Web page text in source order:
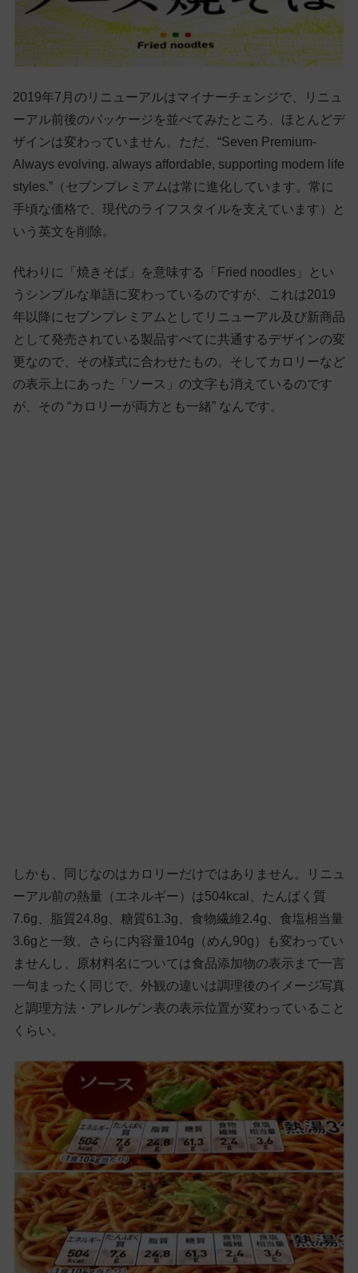
2019年7月のリニューアルはマイナーチェンジで、リニュ
ーアル前後のパッケージを並べてみたところ、ほとんどデ
ザインは変わっていません。ただ、“Seven Premium-
Always evolving. always affordable, supporting modern life
styles.”（セブンプレミアムは常に進化しています。常に
手頃な価格で、現代のライフスタイルを支えています）と
いう英文を削除。
代わりに「焼きそば」を意味する「Fried noodles」とい
うシンプルな単語に変わっているのですが、これは2019
年以降にセブンプレミアムとしてリニューアル及び新商品
として発売されている製品すべてに共通するデザインの変
更なので、その様式に合わせたもの。そしてカロリーなど
の表示上にあった「ソース」の文字も消えているのです
が、その “カロリーが両方とも一緒” なんです。
しかも、同じなのはカロリーだけではありません。リニュ
ーアル前の熱量（エネルギー）は504kcal、たんぱく質
7.6g、脂質24.8g、糖質61.3g、食物繊維2.4g、食塩相当量
3.6gと一致。さらに内容量104g（めん90g）も変わってい
ませんし、原材料名については食品添加物の表示まで一言
一句まったく同じで、外観の違いは調理後のイメージ写真
と調理方法・アレルゲン表の表示位置が変わっていること
くらい。